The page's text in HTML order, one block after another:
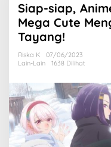
Siap-siap,
Mega Cute
Tayang!
Riska K
07/06/2023
Lain-Lain
1638 Dilihat